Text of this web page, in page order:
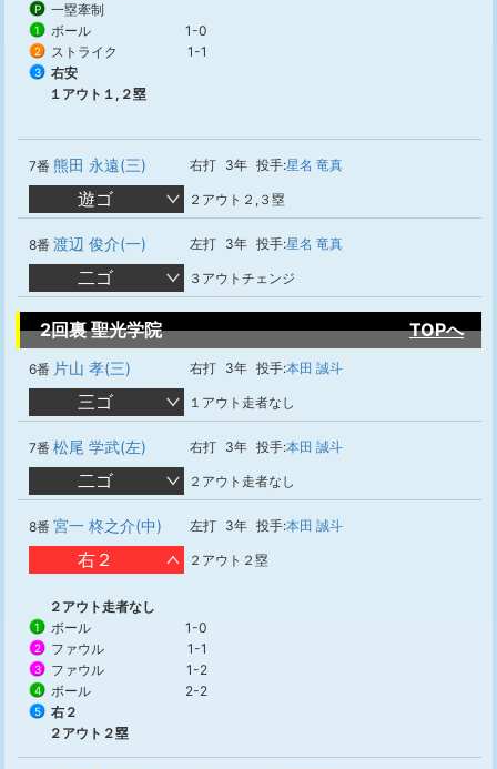
P 一塁牽制
1 ボール 1-0
2 ストライク 1-1
3
右安
１アウト１,２塁
7番 熊田 永遠(三) 右打 3年 投手:星名 竜真
遊ゴ ２アウト２,３塁
8番 渡辺 俊介(一) 左打 3年 投手:星名 竜真
二ゴ ３アウトチェンジ
2回裏 聖光学院 TOPへ
6番 片山 孝(三) 右打 3年 投手:本田 誠斗
三ゴ １アウト走者なし
7番 松尾 学武(左) 右打 3年 投手:本田 誠斗
二ゴ ２アウト走者なし
8番 宮一 柊之介(中) 左打 3年 投手:本田 誠斗
右２ ２アウト２塁
２アウト走者なし
1 ボール 1-0
2 ファウル 1-1
3 ファウル 1-2
4 ボール 2-2
5
右２
２アウト２塁